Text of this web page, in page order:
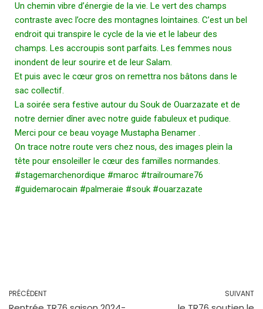
Un chemin vibre d’énergie de la vie. Le vert des champs
contraste avec l’ocre des montagnes lointaines. C’est un bel
endroit qui transpire le cycle de la vie et le labeur des
champs. Les accroupis sont parfaits. Les femmes nous
inondent de leur sourire et de leur Salam.
Et puis avec le cœur gros on remettra nos bâtons dans le
sac collectif.
La soirée sera festive autour du Souk de Ouarzazate et de
notre dernier dîner avec notre guide fabuleux et pudique.
Merci pour ce beau voyage Mustapha Benamer .
On trace notre route vers chez nous, des images plein la
tête pour ensoleiller le cœur des familles normandes.
#stagemarchenordique #maroc #trailroumare76
#guidemarocain #palmeraie #souk #ouarzazate
PRÉCÉDENT SUIVANT